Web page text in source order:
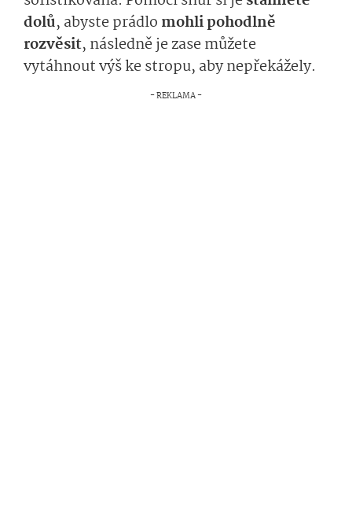
dolů, abyste prádlo mohli pohodlně
rozvěsit, následně je zase můžete
vytáhnout výš ke stropu, aby nepřekážely.